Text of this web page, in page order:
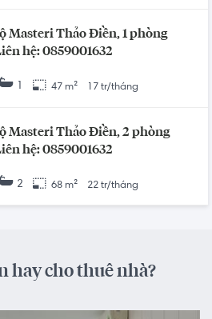
Masteri Thảo Điền, 1 phòng
hệ: 0859001632
1 47 m² 17 tr/tháng
Masteri Thảo Điền, 2 phòng
hệ: 0859001632
2 68 m² 22 tr/tháng
hay cho thuê nhà?